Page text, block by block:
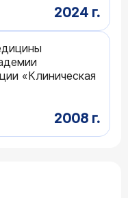
2024 г.
«Клиническая
2008 г.